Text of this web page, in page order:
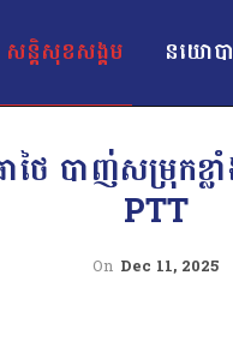
សន្តិសុខសង្គម នយោប
ាញ់សម្រុកខ្លាំ
PTT
On Dec 11, 2025